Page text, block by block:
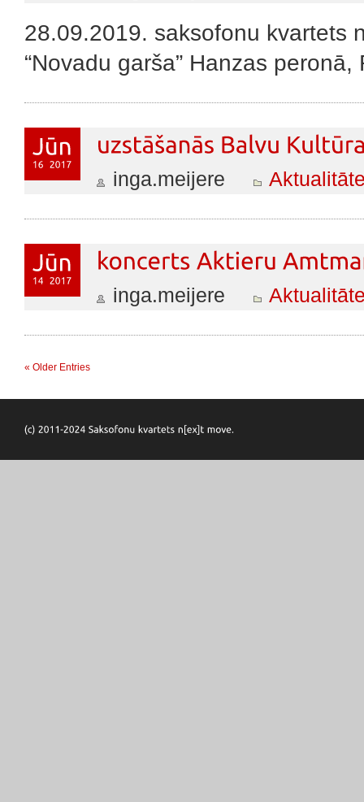
28.09.2019. saksofonu kvartets
“Novadu garša” Hanzas peronā,
inga.meijere
inga.meijere
« Older Entries